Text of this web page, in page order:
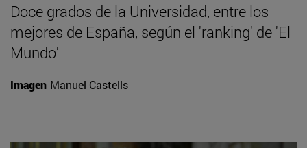
Doce grados de la Universidad, entre los
mejores de España, según el 'ranking' de 'El
Mundo'
Imagen Manuel Castells